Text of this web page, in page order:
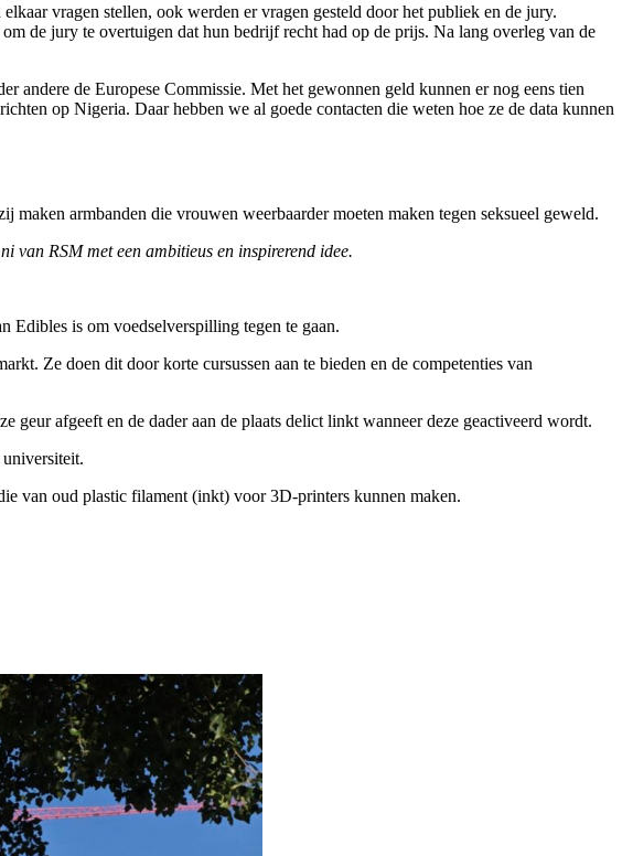
vragen stellen, ook werden er vragen gesteld door het publiek en de jury.
de jury te overtuigen dat hun bedrijf recht had op de prijs. Na lang overleg van de
de Europese Commissie. Met het gewonnen geld kunnen er nog eens tien
op Nigeria. Daar hebben we al goede contacten die weten hoe ze de data kunnen
armbanden die vrouwen weerbaarder moeten maken tegen seksueel geweld.
van RSM met een ambitieus en inspirerend idee.
Edibles is om voedselverspilling tegen te gaan.
Ze doen dit door korte cursussen aan te bieden en de competenties van
afgeeft en de dader aan de plaats delict linkt wanneer deze geactiveerd wordt.
van oud plastic filament (inkt) voor 3D-printers kunnen maken.